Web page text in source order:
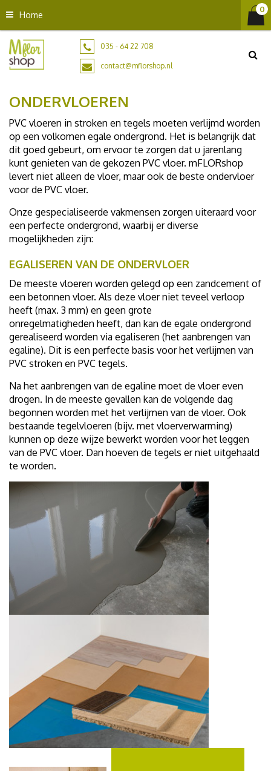
n
Home
035 - 64 22 708
contact@mflorshop.nl
ONDERVLOEREN
PVC vloeren in stroken en tegels moeten verlijmd worden
op een volkomen egale ondergrond. Het is belangrijk dat
dit goed gebeurt, om ervoor te zorgen dat u jarenlang
kunt genieten van de gekozen PVC vloer. mFLORshop
levert niet alleen de vloer, maar ook de beste ondervloer
voor de PVC vloer.
Onze gespecialiseerde vakmensen zorgen uiteraard voor
een perfecte ondergrond, waarbij er diverse
mogelijkheden zijn:
EGALISEREN VAN DE ONDERVLOER
De meeste vloeren worden gelegd op een zandcement of
een betonnen vloer. Als deze vloer niet teveel verloop
heeft (max. 3 mm) en geen grote
onregelmatigheden heeft, dan kan de egale ondergrond
gerealiseerd worden via egaliseren (het aanbrengen van
egaline). Dit is een perfecte basis voor het verlijmen van
PVC stroken en PVC tegels.
Na het aanbrengen van de egaline moet de vloer even
drogen. In de meeste gevallen kan de volgende dag
begonnen worden met het verlijmen van de vloer. Ook
bestaande tegelvloeren (bijv. met vloerverwarming)
kunnen op deze wijze bewerkt worden voor het leggen
van de PVC vloer. Dan hoeven de tegels er niet uitgehaald
te worden.